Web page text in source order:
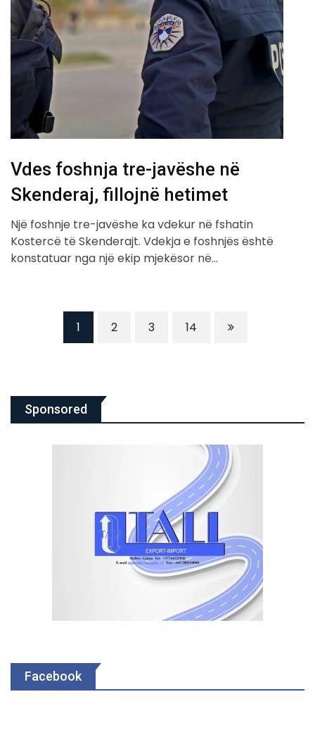
Vdes foshnja tre-javëshe në
Skenderaj, fillojnë hetimet
Një foshnje tre-javëshe ka vdekur në fshatin
Kostercë të Skenderajt. Vdekja e foshnjës është
konstatuar nga një ekip mjekësor në…
1 2 3 14
Sponsored
Facebook